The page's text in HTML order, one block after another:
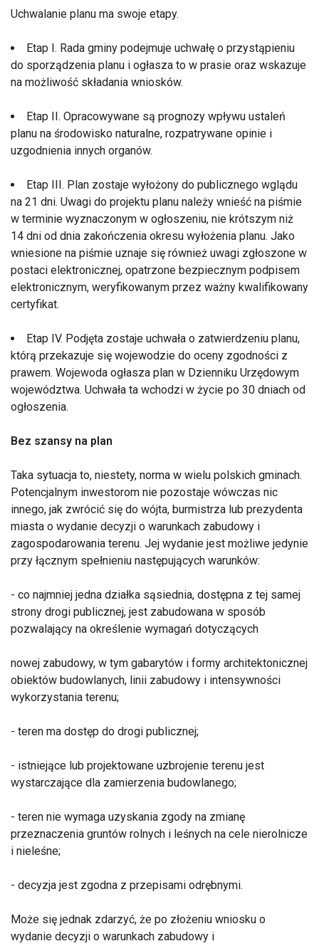
Uchwalanie planu ma swoje etapy.
Etap I. Rada gminy podejmuje uchwałę o przystąpieniu
do sporządzenia planu i ogłasza to w prasie oraz wskazuje
na możliwość składania wniosków.
Etap II. Opracowywane są prognozy wpływu ustaleń
planu na środowisko naturalne, rozpatrywane opinie i
uzgodnienia innych organów.
Etap III. Plan zostaje wyłożony do publicznego wglądu
na 21 dni. Uwagi do projektu planu należy wnieść na piśmie
w terminie wyznaczonym w ogłoszeniu, nie krótszym niż
14 dni od dnia zakończenia okresu wyłożenia planu. Jako
wniesione na piśmie uznaje się również uwagi zgłoszone w
postaci elektronicznej, opatrzone bezpiecznym podpisem
elektronicznym, weryfikowanym przez ważny kwalifikowany
certyfikat.
Etap IV. Podjęta zostaje uchwała o zatwierdzeniu planu,
którą przekazuje się wojewodzie do oceny zgodności z
prawem. Wojewoda ogłasza plan w Dzienniku Urzędowym
województwa. Uchwała ta wchodzi w życie po 30 dniach od
ogłoszenia.
Bez szansy na plan
Taka sytuacja to, niestety, norma w wielu polskich gminach.
Potencjalnym inwestorom nie pozostaje wówczas nic
innego, jak zwrócić się do wójta, burmistrza lub prezydenta
miasta o wydanie decyzji o warunkach zabudowy i
zagospodarowania terenu. Jej wydanie jest możliwe jedynie
przy łącznym spełnieniu następujących warunków:
- co najmniej jedna działka sąsiednia, dostępna z tej samej
strony drogi publicznej, jest zabudowana w sposób
pozwalający na określenie wymagań dotyczących
nowej zabudowy, w tym gabarytów i formy architektonicznej
obiektów budowlanych, linii zabudowy i intensywności
wykorzystania terenu;
- teren ma dostęp do drogi publicznej;
- istniejące lub projektowane uzbrojenie terenu jest
wystarczające dla zamierzenia budowlanego;
- teren nie wymaga uzyskania zgody na zmianę
przeznaczenia gruntów rolnych i leśnych na cele nierolnicze
i nieleśne;
- decyzja jest zgodna z przepisami odrębnymi.
Może się jednak zdarzyć, że po złożeniu wniosku o
wydanie decyzji o warunkach zabudowy i